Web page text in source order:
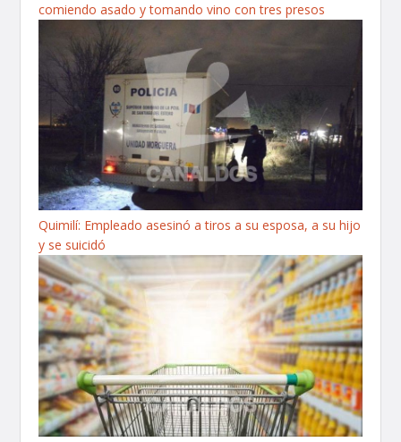
comiendo asado y tomando vino con tres presos
Quimilí: Empleado asesinó a tiros a su esposa, a su hijo
y se suicidó